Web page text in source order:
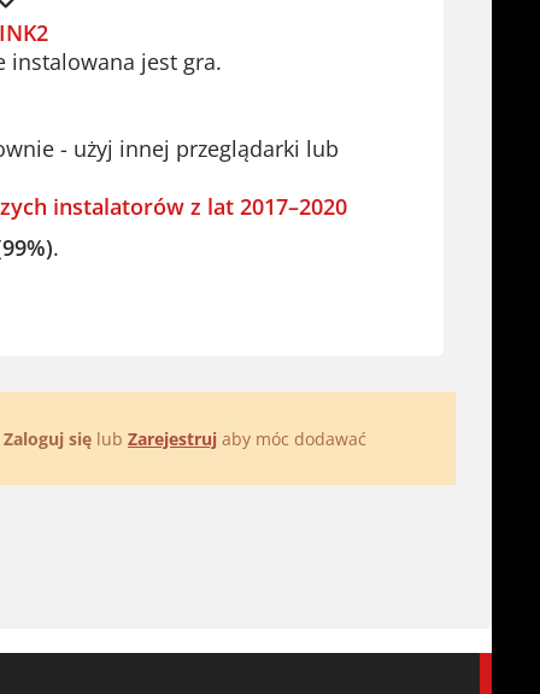
instalowana jest gra.
- użyj innej przeglądarki lub
instalatorów z lat 2017–2020
.
Zaloguj się lub Zarejestruj aby móc dodawać